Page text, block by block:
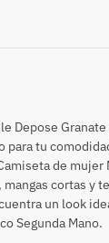
Depose
para tu
de mujer
cortas y
un look
Segunda Mano.